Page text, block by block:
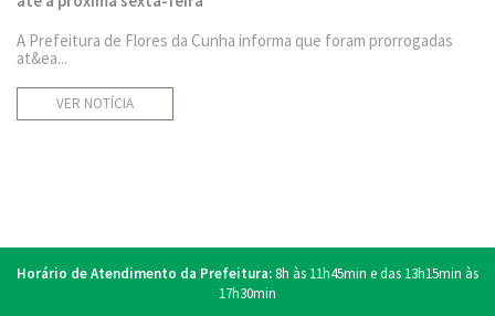
A Prefeitura de Flores da Cunha informa que foram prorrogadas
at&ea...
VER NOTÍCIA
Horário de Atendimento da Prefeitura:8h às 11h45min e das 13h15min às
17h30min